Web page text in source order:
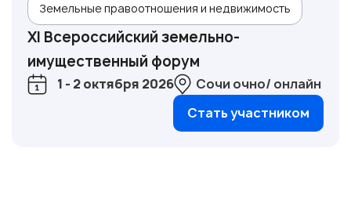
Земельные правоотношения и недвижимость
XI Всероссийский земельно-
имущественный форум
1 - 2 октября 2026
Сочи очно/ онлайн
Стать участником